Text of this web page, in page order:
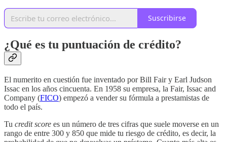
Suscribirse
¿Qué es tu puntuación de crédito?
El numerito en cuestión fue inventado por Bill Fair y Earl Judson
Issac en los años cincuenta. En 1958 su empresa, la Fair, Issac and
Company (FICO) empezó a vender su fórmula a prestamistas de
todo el país.
Tu credit score es un número de tres cifras que suele moverse en un
rango de entre 300 y 850 que mide tu riesgo de crédito, es decir, la